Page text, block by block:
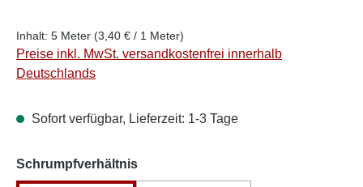
Inhalt: 5 Meter (3,40 € / 1 Meter)
Preise inkl. MwSt. versandkostenfrei innerhalb
Deutschlands
Sofort verfügbar, Lieferzeit: 1-3 Tage
Schrumpfverhältnisauswählen